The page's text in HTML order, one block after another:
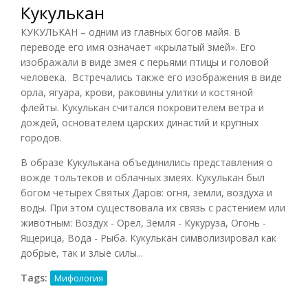
Кукулькан
КУКУЛЬКАН – одним из главных богов майя. В
переводе его имя означает «крылатый змей». Его
изображали в виде змея с перьями птицы и головой
человека. Встречались также его изображения в виде
орла, ягуара, крови, раковины улитки и костяной
флейты. Кукулькан считался покровителем ветра и
дождей, основателем царских династий и крупных
городов.
В образе Кукулькана объединились представления о
вожде тольтеков и облачных змеях. Кукулькан был
богом четырех Святых Даров: огня, земли, воздуха и
воды. При этом существовала их связь с растением или
животным: Воздух - Орел, Земля - Кукуруза, Огонь -
Ящерица, Вода - Рыба. Кукулькан символизировал как
добрые, так и злые силы...
Tags:
Мифология